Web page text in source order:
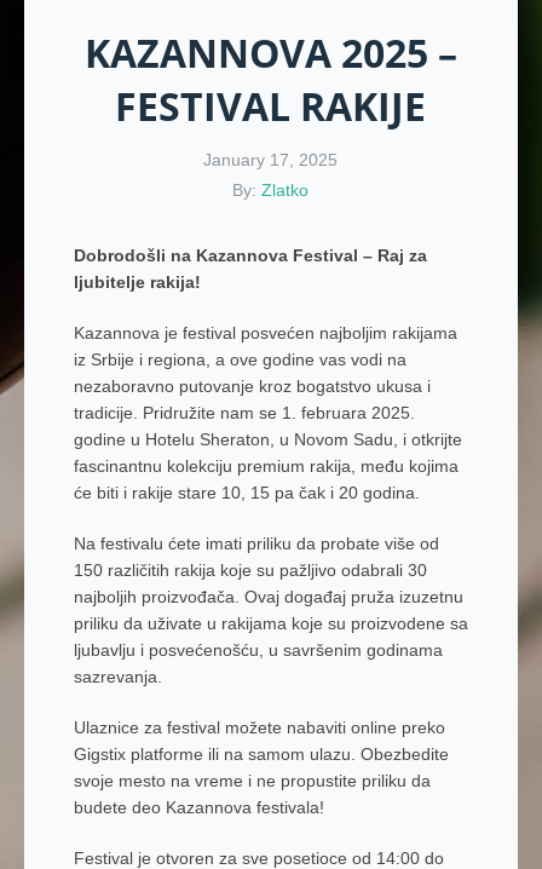
KAZANNOVA 2025 –
FESTIVAL RAKIJE
January 17, 2025
By:Zlatko
Dobrodošli na Kazannova Festival – Raj za
ljubitelje rakija!
Kazannova je festival posvećen najboljim rakijama
iz Srbije i regiona, a ove godine vas vodi na
nezaboravno putovanje kroz bogatstvo ukusa i
tradicije. Pridružite nam se 1. februara 2025.
godine u Hotelu Sheraton, u Novom Sadu, i otkrijte
fascinantnu kolekciju premium rakija, među kojima
će biti i rakije stare 10, 15 pa čak i 20 godina.
Na festivalu ćete imati priliku da probate više od
150 različitih rakija koje su pažljivo odabrali 30
najboljih proizvođača. Ovaj događaj pruža izuzetnu
priliku da uživate u rakijama koje su proizvodene sa
ljubavlju i posvećenošću, u savršenim godinama
sazrevanja.
Ulaznice za festival možete nabaviti online preko
Gigstix platforme ili na samom ulazu. Obezbedite
svoje mesto na vreme i ne propustite priliku da
budete deo Kazannova festivala!
Festival je otvoren za sve posetioce od 14:00 do